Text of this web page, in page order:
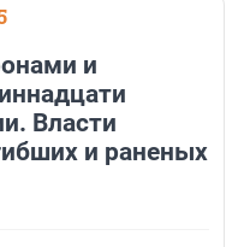
и
Власти
и раненых